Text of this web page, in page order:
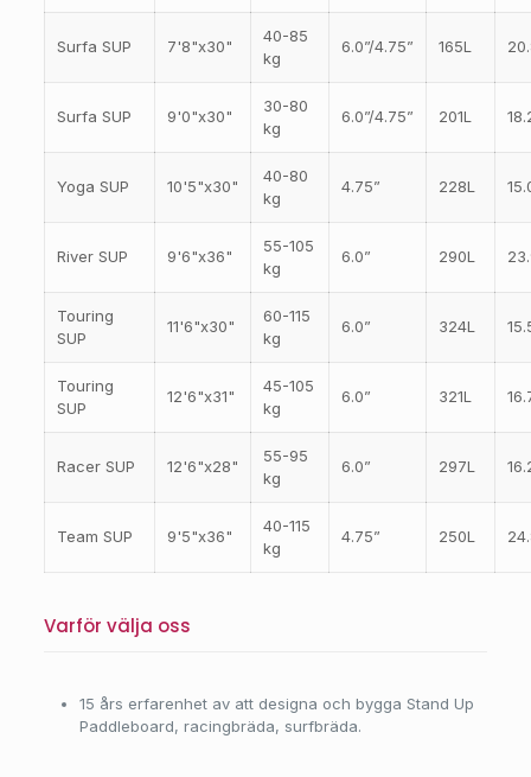
Surfa SUP 7'8"x30"
40-85
kg
6.0”/4.75” 165L
Surfa SUP 9'0"x30"
30-80
kg
6.0”/4.75” 201L
Yoga SUP 10'5"x30"
40-80
kg
4.75” 228L
River SUP 9'6"x36"
55-105
kg
6.0” 290L
Touring
SUP
11'6"x30"
60-115
kg
6.0” 324L
Touring
SUP
12'6"x31"
45-105
kg
6.0” 321L
Racer SUP 12'6"x28"
55-95
kg
6.0” 297L
Team SUP 9'5"x36"
40-115
kg
4.75” 250L
Varför välja oss
15 års erfarenhet av att designa och bygga Stand Up
Paddleboard, racingbräda, surfbräda.